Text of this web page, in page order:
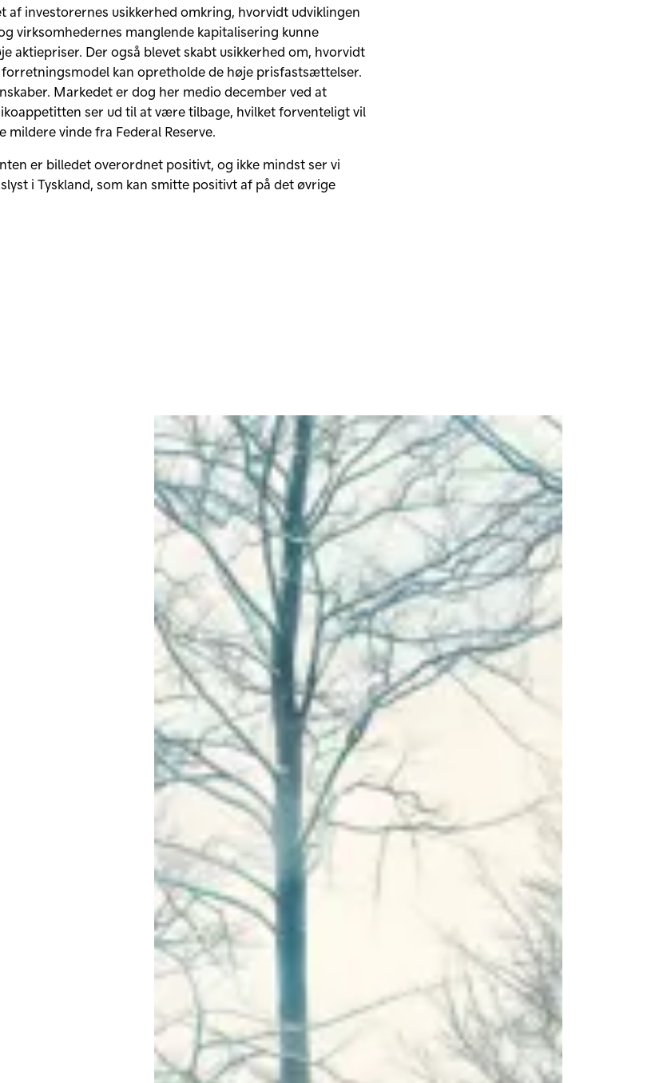
af investorernes usikkerhed omkring, hvorvidt udviklingen
virksomhedernes manglende kapitalisering kunne
aktiepriser. Der også blevet skabt usikkerhed om, hvorvidt
kan opretholde de høje prisfastsættelser.
Markedet er dog her medio december ved at
ser ud til at være tilbage, hvilket forventeligt vil
vinde fra Federal Reserve.
er billedet overordnet positivt, og ikke mindst ser vi
i Tyskland, som kan smitte positivt af på det øvrige